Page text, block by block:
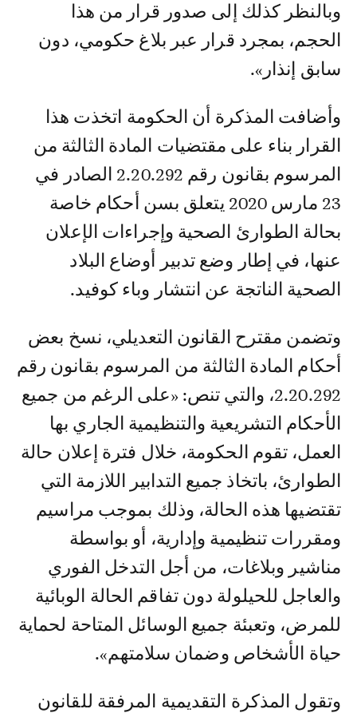
وبالنظر كذلك إلى صدور قرار من هذا
الحجم، بمجرد قرار عبر بلاغ حكومي، دون
سابق إنذار».
وأضافت المذكرة أن الحكومة اتخذت هذا
القرار بناء على مقتضيات المادة الثالثة من
المرسوم بقانون رقم 2.20.292 الصادر في
23 مارس 2020 يتعلق بسن أحكام خاصة
بحالة الطوارئ الصحية وإجراءات الإعلان
عنها، في إطار وضع تدبير أوضاع البلاد
الصحية الناتجة عن انتشار وباء كوفيد.
وتضمن مقترح القانون التعديلي، نسخ بعض
أحكام المادة الثالثة من المرسوم بقانون رقم
2.20.292، والتي تنص: «على الرغم من جميع
الأحكام التشريعية والتنظيمية الجاري بها
العمل، تقوم الحكومة، خلال فترة إعلان حالة
الطوارئ، باتخاذ جميع التدابير اللازمة التي
تقتضيها هذه الحالة، وذلك بموجب مراسيم
ومقررات تنظيمية وإدارية، أو بواسطة
مناشير وبلاغات، من أجل التدخل الفوري
والعاجل للحيلولة دون تفاقم الحالة الوبائية
للمرض، وتعبئة جميع الوسائل المتاحة لحماية
حياة الأشخاص وضمان سلامتهم».
وتقول المذكرة التقديمية المرفقة للقانون